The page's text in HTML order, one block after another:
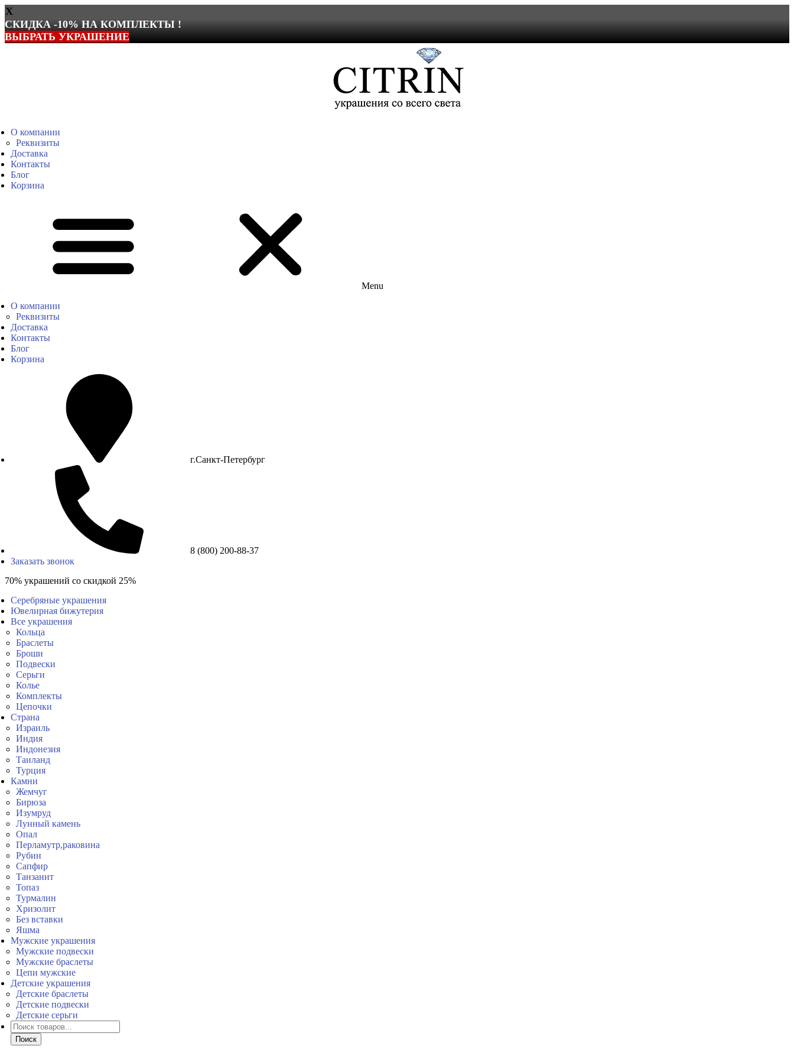
X
СКИДКА -10% НА КОМПЛЕКТЫ !
ВЫБРАТЬ УКРАШЕНИЕ
О компании
Реквизиты
Доставка
Контакты
Блог
Корзина
Menu
О компании
Реквизиты
Доставка
Контакты
Блог
Корзина
г.Санкт-Петербург
8 (800) 200-88-37
Заказать звонок
70% украшений со скидкой 25%
Серебряные украшения
Ювелирная бижутерия
Все украшения
Кольца
Браслеты
Броши
Подвески
Серьги
Колье
Комплекты
Цепочки
Страна
Израиль
Индия
Индонезия
Таиланд
Турция
Камни
Жемчуг
Бирюза
Изумруд
Лунный камень
Опал
Перламутр,раковина
Рубин
Сапфир
Танзанит
Топаз
Турмалин
Хризолит
Без вставки
Яшма
Мужские украшения
Мужские подвески
Мужские браслеты
Цепи мужские
Детские украшения
Детские браслеты
Детские подвески
Детские серьги
Поиск
товаров
Поиск